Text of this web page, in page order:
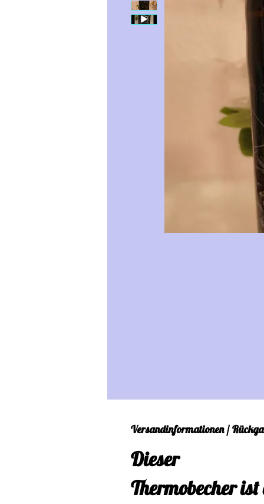
Versandinformationen /
Dieser
Thermobecher ist